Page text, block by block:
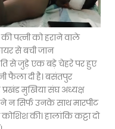
पत्नी को हराने वाले
से बची जान
से जुड़े एक बड़े चेहरे पर हुए
दी है। बसंतपुर
मुखिया संघ अध्यक्ष
न सिर्फ उनके साथ मारपीट
की। हालांकि कट्टा दो